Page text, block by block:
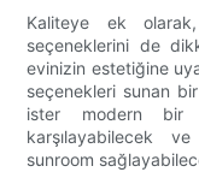
Kaliteye ek
seçeneklerini de
evinizin estetiğine
seçenekleri sunan
ister modern bir
karşılayabilecek
sunroom